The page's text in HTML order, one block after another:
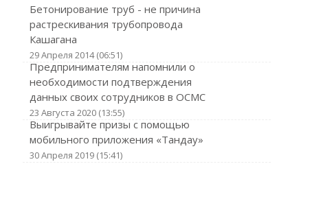
Бетонирование труб - не причина
растрескивания трубопровода
Кашагана
29 Апреля 2014 (06:51)
Предпринимателям напомнили о
необходимости подтверждения
данных своих сотрудников в ОСМС
23 Августа 2020 (13:55)
Выигрывайте призы с помощью
мобильного приложения «Тандау»
30 Апреля 2019 (15:41)